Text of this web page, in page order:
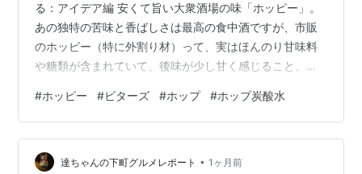
る：アイデア編 安くて旨い大衆酒場の味「ホッピー」。
あの独特の苦味と香ばしさは最高の食中酒ですが、市販
のホッピー（特に外割り材）って、実はほんのり甘味料
や糖類が含まれていて、後味が少し甘く感じること、あ
ライでガツンと苦いホッピーが飲みたい」 そんな呑兵衛
の理想を叶えるべく、コストと満足度を両立した「完全
ドライ自家製ホッピー」の最適解を考えてみました。（※
まだ実際に試してはいません） 完全ドライ化に必要な
#ホッピー #ビターズ #ホップ #ホップ炭酸水
達ちゃんの下町グルメレポート • 1ヶ月前